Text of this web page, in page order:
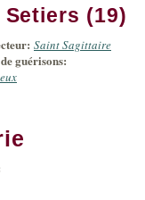
(19)
Saint Sagittaire
guérisons: